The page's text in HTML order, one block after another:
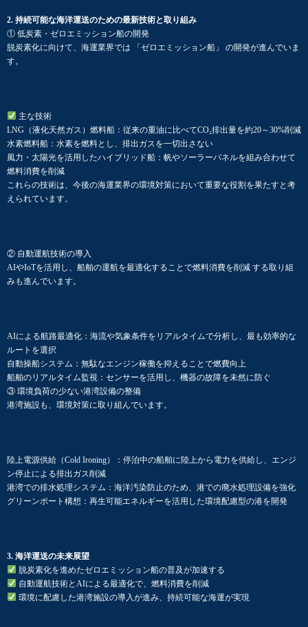
2. 持続可能な海洋運送のための最新技術と取り組み
① 低炭素・ゼロエミッション船の開発
脱炭素化に向けて、海運業界では 「ゼロエミッション船」 の開発が進んでいま
す。
主な技術
LNG（液化天然ガス）燃料船：従来の重油に比べてCO₂排出量を約20～30%削減
水素燃料船：水素を燃料とし、排出ガスを一切出さない
風力・太陽光を活用したハイブリッド船：帆やソーラーパネルを組み合わせて
燃料消費を削減
これらの技術は、今後の海運業界の環境対策において重要な役割を果たすと考
えられています。
② 自動運航技術の導入
AIやIoTを活用し、船舶の運航を最適化することで燃料消費を削減 する取り組
みも進んでいます。
AIによる航路最適化：海流や気象条件をリアルタイムで分析し、最も効率的な
ルートを選択
自動操船システム：無駄なエンジン稼働を抑えることで燃費向上
船舶のリアルタイム監視：センサーを活用し、機器の故障を未然に防ぐ
③ 環境負荷の少ない港湾設備の整備
港湾施設も、環境対策に取り組んでいます。
陸上電源供給（Cold Ironing）：停泊中の船舶に陸上から電力を供給し、エンジ
ン停止による排出ガス削減
港湾での排水処理システム：海洋汚染防止のため、港での廃水処理設備を強化
グリーンポート構想：再生可能エネルギーを活用した環境配慮型の港を開発
3. 海洋運送の未来展望
脱炭素化を進めたゼロエミッション船の普及が加速する
自動運航技術とAIによる最適化で、燃料消費を削減
環境に配慮した港湾施設の導入が進み、持続可能な海運が実現